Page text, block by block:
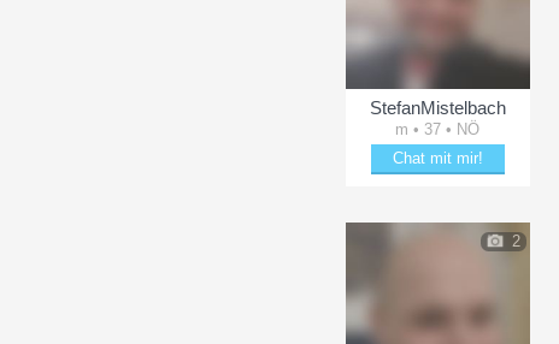
StefanMistelbach
m • 37 • NÖ
Chat mit mir!
2